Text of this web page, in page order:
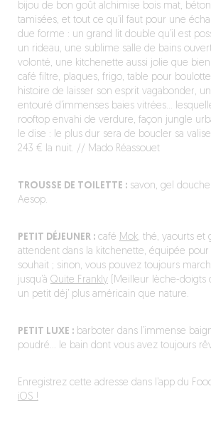
bijou de bon goût alchimise bois mat,
tamisées, et tout ce qu’il faut pour une
due forme : un grand lit double qu’il est
un rideau, une sublime salle de bains
volonté, une kitchenette aussi jolie que
café filtre, plaques, frigo, table pour
histoire de laisser son esprit vagabonder,
entouré d’immenses baies vitrées…
rooftop envahi de verdure, façon jungle
le dise : le plus dur sera de boucler sa
243 € la nuit. // Mado Réassouet
TROUSSE DE TOILETTE :savon, gel
Aesop.
PETIT DÉJEUNER :café Mok, thé, yaourts et
attendent dans la kitchenette, équipée pour
souhait ; sinon, vous pouvez toujours
jusqu’à Quite Frankly(Meilleur lèche-doigts
un petit déj’ plus américain que nature.
PETIT LUXE :barboter dans l’immense
poudré… le bain dont vous avez toujours
Enregistrez cette adresse dans l’app du
iOS !